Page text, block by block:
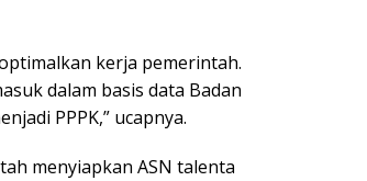
kerja pemerintah.
dalam basis data Badan
PPPK,” ucapnya.
menyiapkan ASN talenta